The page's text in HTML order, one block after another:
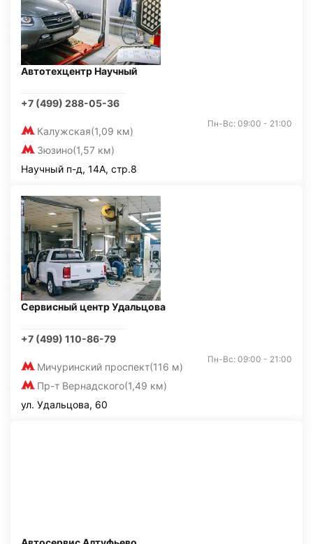
Автотехцентр Научный
+7 (499) 288-05-36
Калужская(1,09 км)
Зюзино(1,57 км)
Пн-Вс: 09:00 - 21:00
Научный п-д, 14А, стр.8
Сервисный центр Удальцова
+7 (499) 110-86-79
Мичуринский проспект(116 м)
Пр-т Вернадского(1,49 км)
Пн-Вс: 09:00 - 21:00
ул. Удальцова, 60